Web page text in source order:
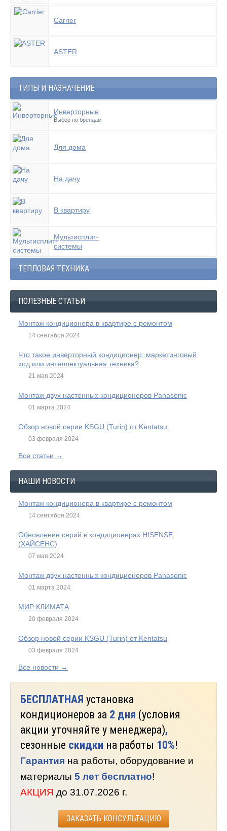
Carrier
ASTER
ТИПЫ И НАЗНАЧЕНИЕ
Инверторные
Выбор по брендам
Для дома
На дачу
В квартиру
Мультисплит-
системы
ТЕПЛОВАЯ ТЕХНИКА
ПОЛЕЗНЫЕ СТАТЬИ
Монтаж кондиционера в квартире с ремонтом
14 сентября 2024
Что такое инверторный кондиционер: маркетинговый
ход или интеллектуальная техника?
21 мая 2024
Монтаж двух настенных кондиционеров Panasonic
01 марта 2024
Обзор новой серии KSGU (Turin) от Kentatsu
03 февраля 2024
Все статьи →
НАШИ НОВОСТИ
Монтаж кондиционера в квартире с ремонтом
14 сентября 2024
Обновление серий в кондиционерах HISENSE
(ХАЙСЕНС)
07 мая 2024
Монтаж двух настенных кондиционеров Panasonic
01 марта 2024
МИР КЛИМАТА
20 февраля 2024
Обзор новой серии KSGU (Turin) от Kentatsu
03 февраля 2024
Все новости →
БЕСПЛАТНАЯ установка
кондиционеров за 2 дня (условия
акции уточняйте у менеджера),
сезонные скидки на работы 10%!
Гарантия на работы, оборудование и
материалы 5 лет бесплатно!
АКЦИЯ до 31.07.2026 г.
ЗАКАЗАТЬ КОНСУЛЬТАЦИЮ